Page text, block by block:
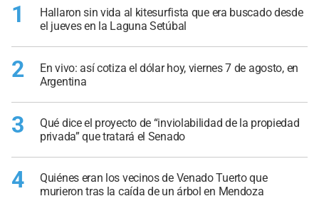
1
Hallaron sin vida al kitesurfista que era buscado desde
el jueves en la Laguna Setúbal
2
En vivo: así cotiza el dólar hoy, viernes 7 de agosto, en
Argentina
3
Qué dice el proyecto de “inviolabilidad de la propiedad
privada” que tratará el Senado
4
Quiénes eran los vecinos de Venado Tuerto que
murieron tras la caída de un árbol en Mendoza